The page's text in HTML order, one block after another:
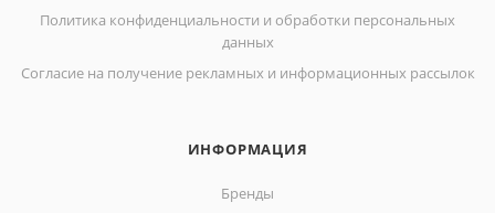
Политика конфиденциальности и обработки персональных
данных
Согласие на получение рекламных и информационных рассылок
ИНФОРМАЦИЯ
Бренды